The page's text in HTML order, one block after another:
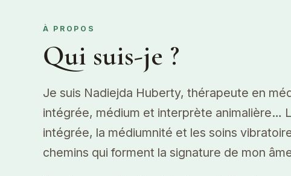
À PROPOS
Qui suis-je ?
Je suis Nadiejda Huberty, thérapeute en
intégrée, médium et interprète animalière…
intégrée, la médiumnité et les soins
chemins qui forment la signature de mon